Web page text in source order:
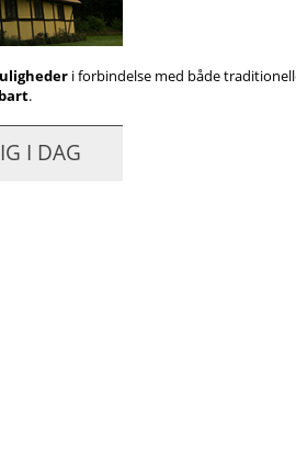
i forbindelse med både
.
I DAG